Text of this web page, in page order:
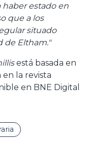
estado en
que a los
situado
de Eltham."
está basada en
la revista
en BNE Digital